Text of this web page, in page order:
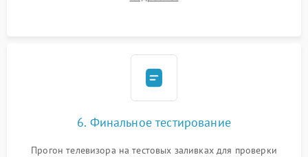
Сброс настроек и обновление программного обеспечения.
6. Финальное тестирование
Прогон телевизора на тестовых заливках для проверки